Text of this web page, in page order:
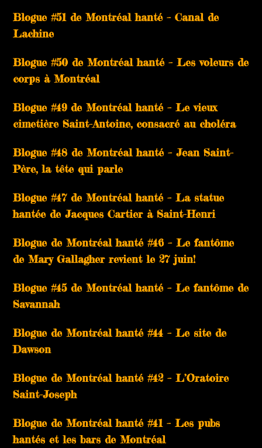
Blogue #51 de Montréal hanté – Canal de
Lachine
Blogue #50 de Montréal hanté – Les voleurs de
corps à Montréal
Blogue #49 de Montréal hanté – Le vieux
cimetière Saint-Antoine, consacré au choléra
Blogue #48 de Montréal hanté – Jean Saint-
Père, la tête qui parle
Blogue #47 de Montréal hanté – La statue
hantée de Jacques Cartier à Saint-Henri
Blogue de Montréal hanté #46 – Le fantôme
de Mary Gallagher revient le 27 juin!
Blogue #45 de Montréal hanté – Le fantôme de
Savannah
Blogue de Montréal hanté #44 – Le site de
Dawson
Blogue de Montréal hanté #42 – L’Oratoire
Saint-Joseph
Blogue de Montréal hanté #41 – Les pubs
hantés et les bars de Montréal